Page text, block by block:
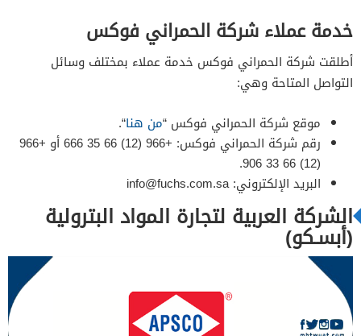
خدمة عملاء شركة الحمراني فوكس
أطلقت شركة الحمراني فوكس خدمة عملاء بمختلف وسائل
التواصل المتاحة وهي:
موقع شركة الحمراني فوكس “من هنا“.
رقم شركة الحمراني فوكس: +966 (12) 66 35 666 أو +966
(12) 66 33 906.
البريد الإلكتروني:info@fuchs.com.sa
الشركة العربية لتجارة المواد البترولية
(أبسـكو)